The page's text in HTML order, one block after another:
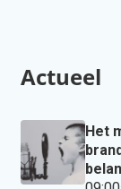
Actueel
Het